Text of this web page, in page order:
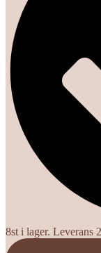
8st i lager. Leverans